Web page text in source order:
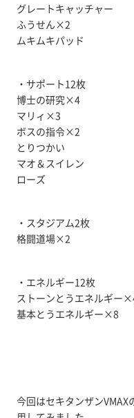
グレートキャッチャー
ふうせん×2
ムキムキパッド
・サポート12枚
博士の研究×4
マリィ×3
ボスの指令×2
とりつかい
マオ＆スイレン
ローズ
・スタジアム2枚
格闘道場×2
・エネルギー12枚
ストーンとうエネルギー
基本とうエネルギー×8
今回はセキタンザン